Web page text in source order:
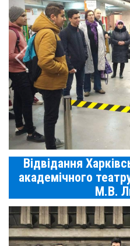
Відвідання
академічного
М.В.